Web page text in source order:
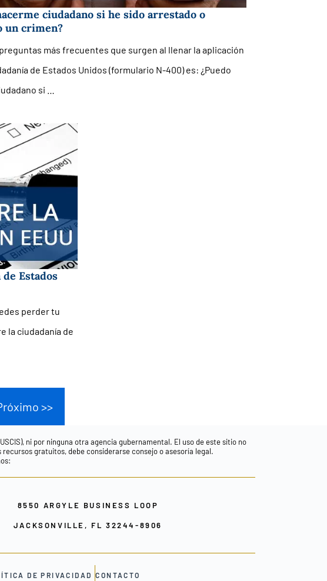
ciudadano si he sido arrestado o
un crimen?
más frecuentes que surgen al llenar la aplicación
de Estados Unidos (formulario N-400) es: ¿Puedo
si …
Estados
perder tu
la ciudadanía de
>>
ni por ninguna otra agencia gubernamental. El uso de este sitio no
gratuitos, debe considerarse consejo o asesoría legal.
8550 ARGYLE BUSINESS LOOP
JACKSONVILLE, FL 32244-8906
DE PRIVACIDAD CONTACTO